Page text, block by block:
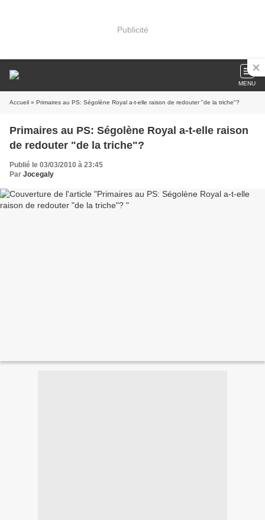
Publicité
MENU
Accueil » Primaires au PS: Ségolène Royal a-t-elle raison de redouter "de la triche"?
Primaires au PS: Ségolène Royal a-t-elle raison
de redouter "de la triche"?
Publié le 03/03/2010 à 23:45
Par Jocegaly